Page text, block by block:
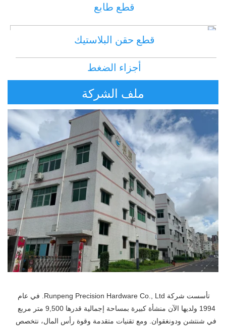
قطع طابع
قطع حقن البلاستيك
أجزاء الضغط
ملف الشركة
تأسست شركة Runpeng Precision Hardware Co., Ltd. في عام
في شنتشن ودونغقوان. ومع تقنيات متقدمة وقوة رأس المال، نتخصص